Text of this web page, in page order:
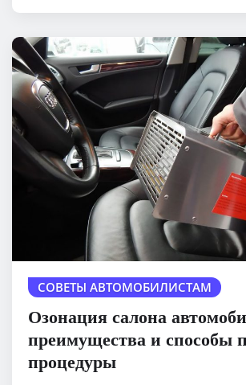
СОВЕТЫ АВТОМОБИЛИСТАМ
Озонация салона
преимущества и способы
процедуры